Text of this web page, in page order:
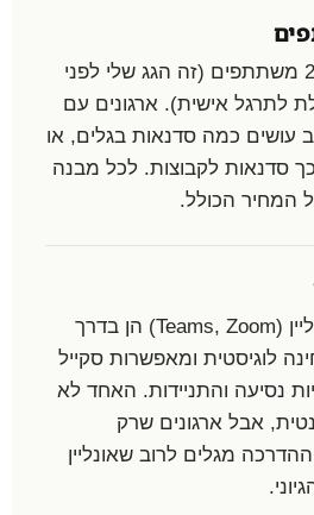
לסדנה מעשית: עד 25 משתתפים (זה הגג שלי לפני
לתרגל אישית). ארגונים עם
עושים כמה סדנאות בגלים, או
סדנאות לקבוצות. לכל מבנה
המחיר הכולל.
הרצאות וסדנאות אונליין (Teams, Zoom) הן בדרך
לוגיסטית ומאפשרות סקייל
נסיעה והתניידות. האחד לא
אבל ארגונים שרק
מגלים לרוב שאונליין